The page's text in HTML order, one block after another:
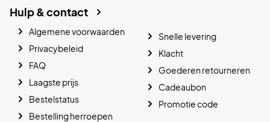
Hulp & contact
Algemene voorwaarden
Privacybeleid
FAQ
Laagste prijs
Bestelstatus
Bestelling herroepen
Snelle levering
Klacht
Goederen retourneren
Cadeaubon
Promotie code